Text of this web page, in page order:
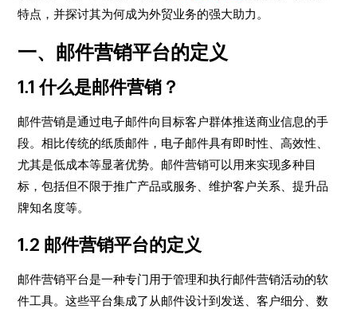
特点，并探讨其为何成为外贸业务的强大助力。
一、邮件营销平台的定义
1.1 什么是邮件营销？
邮件营销是通过电子邮件向目标客户群体推送商业信息的手
段。相比传统的纸质邮件，电子邮件具有即时性、高效性、
尤其是低成本等显著优势。邮件营销可以用来实现多种目
标，包括但不限于推广产品或服务、维护客户关系、提升品
牌知名度等。
1.2 邮件营销平台的定义
邮件营销平台是一种专门用于管理和执行邮件营销活动的软
件工具。这些平台集成了从邮件设计到发送、客户细分、数